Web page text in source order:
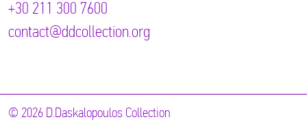
+30 211 300 7600
contact@ddcollection.org
© 2026 D.Daskalopoulos Collection